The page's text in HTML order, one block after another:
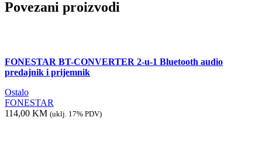
Povezani proizvodi
FONESTAR BT-CONVERTER 2-u-1 Bluetooth audio
predajnik i prijemnik
Ostalo
FONESTAR
114,00 KM (uklj. 17% PDV)